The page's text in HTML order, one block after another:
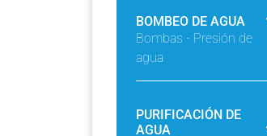
BOMBEO DE AGUA
Bombas - Presión de
agua
PURIFICACIÓN DE
AGUA